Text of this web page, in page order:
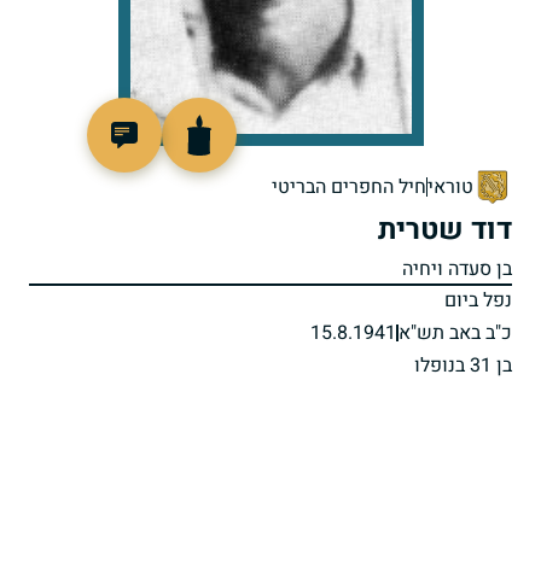
טוראיחיל החפרים הבריטי
דוד שטרית
בן סעדה ויחיה
נפל ביום
כ"ב באב תש"א 15.8.1941
בן 31 בנופלו